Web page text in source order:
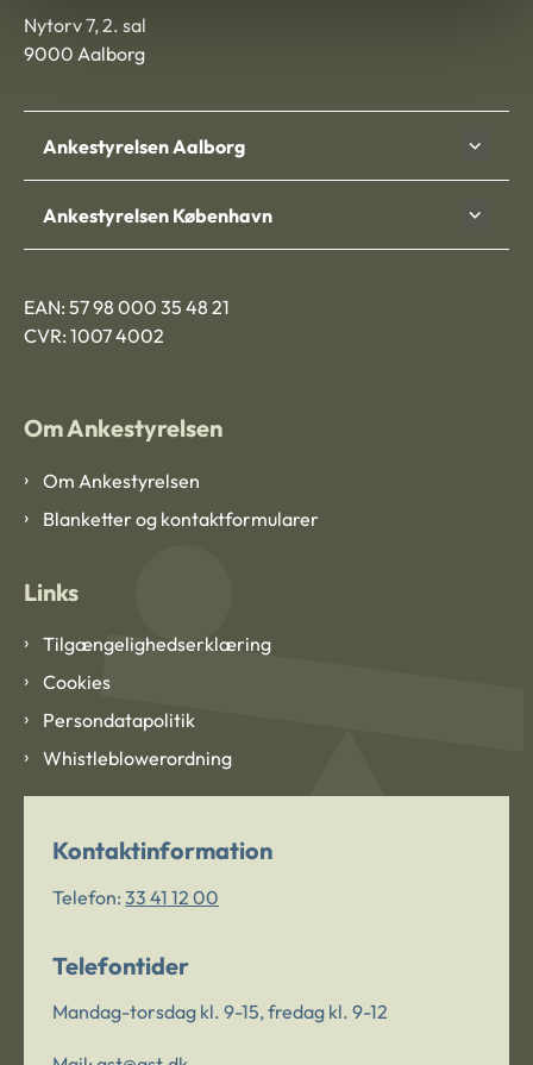
Nytorv 7, 2. sal
9000 Aalborg
Ankestyrelsen Aalborg
Ankestyrelsen København
EAN: 57 98 000 35 48 21
CVR: 1007 4002
Om Ankestyrelsen
Om Ankestyrelsen
Blanketter og kontaktformularer
Links
Tilgængelighedserklæring
Cookies
Persondatapolitik
Whistleblowerordning
Kontaktinformation
Telefon: 33 41 12 00
Telefontider
Mandag-torsdag kl. 9-15, fredag kl. 9-12